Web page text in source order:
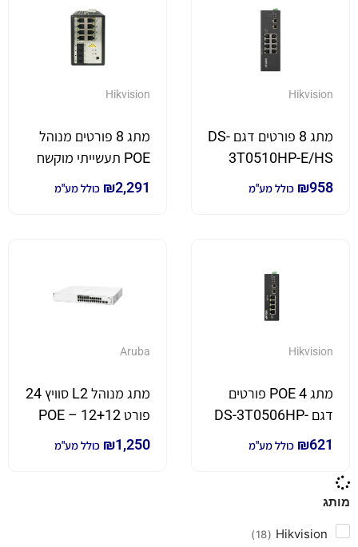
Hikvision
מתג 8 פורטים דגם DS-
3T0510HP-E/HS
₪958 כולל מע"מ
Hikvision
מתג 8 פורטים מנוהל
POE תעשייתי מוקשח
דגם DS-3T3512P
₪2,291 כולל מע"מ
Hikvision
מתג POE 4 פורטים
דגם DS-3T0506HP-
E/HS לתנאי חוץ₪621 כולל מע"מ
Aruba
מתג מנוהל L2 סוויץ 24
פורט 12+12 POE –
HPE Aruba Instant
₪1,250 כולל מע"מ
מותג
Hikvision
18